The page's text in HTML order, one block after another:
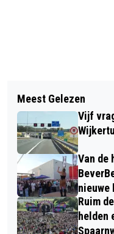
ERKEND
BOSW8ER UIT
BLOEMEN: DE
INSECTEN
Meest Gelezen
Vijf
Van de
Ruim
helden